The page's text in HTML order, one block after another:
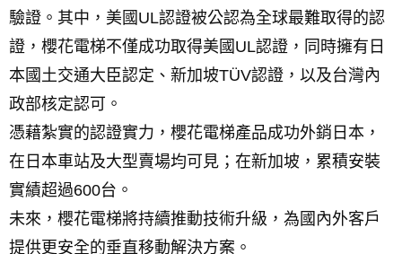
驗證。其中，美國UL認證被公認為全球最難取得的認
證，櫻花電梯不僅成功取得美國UL認證，同時擁有日
本國土交通大臣認定、新加坡TÜV認證，以及台灣內
政部核定認可。
憑藉紮實的認證實力，櫻花電梯產品成功外銷日本，
在日本車站及大型賣場均可見；在新加坡，累積安裝
實績超過600台。
未來，櫻花電梯將持續推動技術升級，為國內外客戶
提供更安全的垂直移動解決方案。